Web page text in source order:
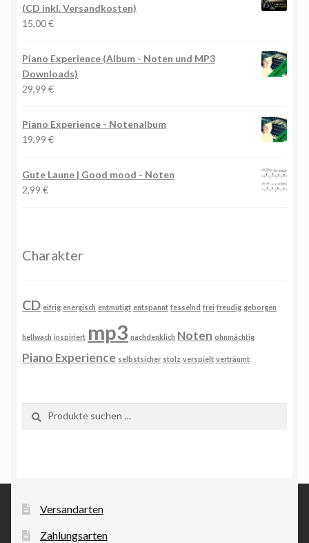
(CD inkl. Versandkosten)
15,00€
Piano Experience (Album - Noten und MP3
Downloads)
29,99 €
Piano Experience - Notenalbum
19,99 €
Gute Laune | Good mood - Noten
2,99 €
Charakter
CD eifrig energisch entmutigt entspannt fesselnd frei freudig geborgen
hellwach inspiriert mp3 nachdenklich Noten ohnmächtig
Piano Experience selbstsicher stolz verspielt verträumt
nach:
Versandarten
Zahlungsarten